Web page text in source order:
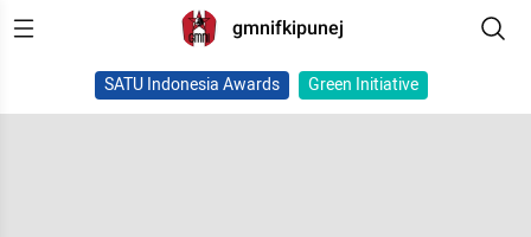
gmnifkipunej
SATU Indonesia Awards Green Initiative